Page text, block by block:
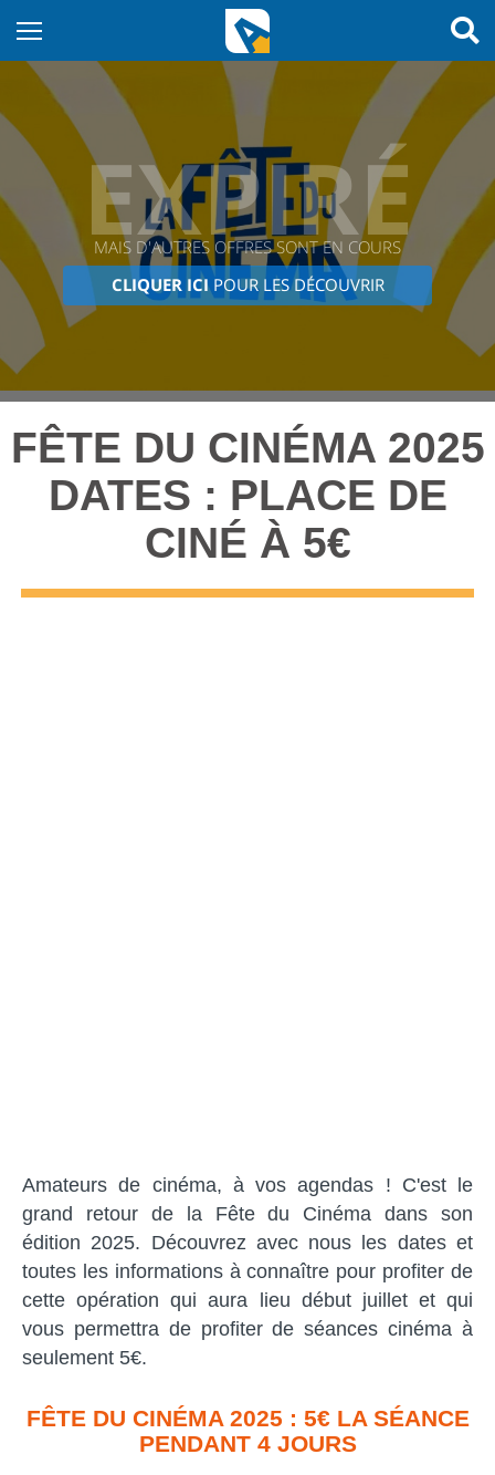
EXPIRÉ
MAIS D'AUTRES OFFRES SONT EN COURS
CLIQUER ICIPOUR LES DÉCOUVRIR
FÊTE DU CINÉMA 2025
DATES : PLACE DE
CINÉ À 5€
Amateurs de cinéma, à vos agendas ! C'est le
grand retour de la Fête du Cinéma dans son
édition 2025. Découvrez avec nous les dates et
toutes les informations à connaître pour profiter de
cette opération qui aura lieu début juillet et qui
vous permettra de profiter de séances cinéma à
seulement 5€.
FÊTE DU CINÉMA 2025 : 5€ LA SÉANCE
PENDANT 4 JOURS